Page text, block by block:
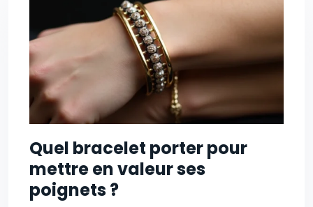
Quel bracelet porter pour
mettre en valeur ses
poignets ?